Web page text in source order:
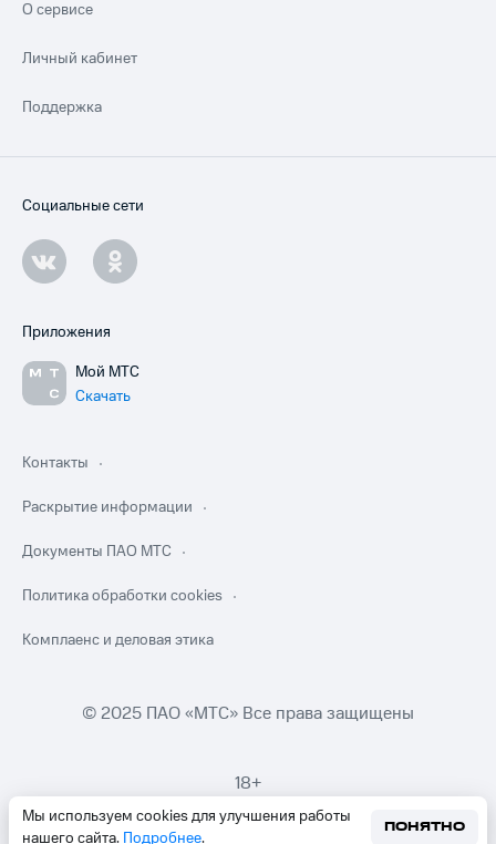
Мы используем cookies для улучшения работы
нашего сайта. Подробнее.
ПОНЯТНО
О сервисе
Личный кабинет
Поддержка
Социальные сети
Приложения
Мой МТС
Скачать
Контакты
Раскрытие информации
Документы ПАО МТС
Политика обработки cookies
Комплаенс и деловая этика
© 2025 ПАО «МТС» Все права защищены
18+